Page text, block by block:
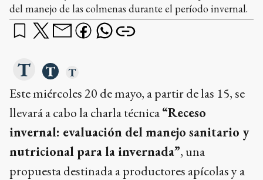
del manejo de las colmenas durante el período invernal.
Este miércoles 20 de mayo, a partir de las 15, se
llevará a cabo la charla técnica“Receso
invernal: evaluación del manejo sanitario y
nutricional para la invernada”, una
propuesta destinada a productores apícolas y a